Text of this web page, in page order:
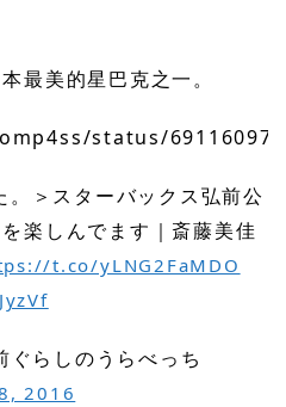
最美的星巴克之一。
status/
＞スターバックス弘前公
楽しんでます｜斎藤美佳
t.co/yLNG2FaMDO
らしのうらべっち
2016